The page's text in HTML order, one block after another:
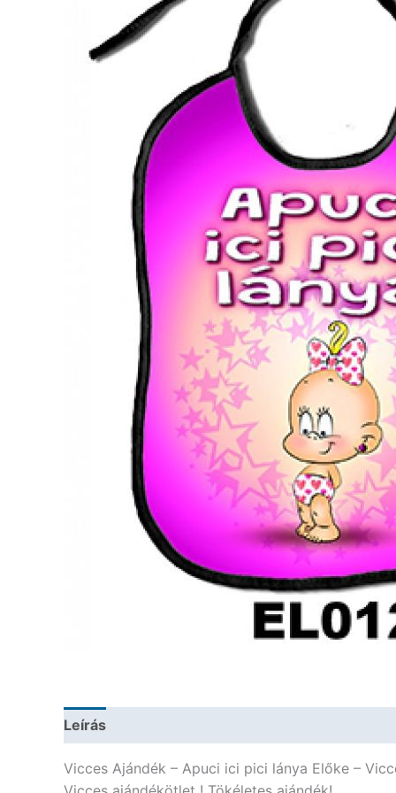
Leírás
Vicces Ajándék – Apuci ici pici lánya Előke –